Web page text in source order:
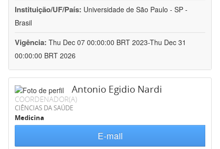
Instituição/UF/País: Universidade de São Paulo - SP -
Brasil
Vigência: Thu Dec 07 00:00:00 BRT 2023-Thu Dec 31
00:00:00 BRT 2026
Antonio Egidio Nardi
COORDENADOR(A)
CIÊNCIAS DA SAÚDE
Medicina
E-mail